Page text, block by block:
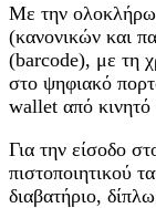
Με την
(κανονικών και
(barcode), με τη
στο ψηφιακό
wallet από
Για την είσοδο
πιστοποιητικού
διαβατήριο,